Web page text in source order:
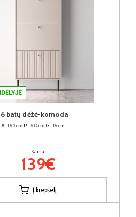
batų dėžė-komoda
A: 162cm P: 60cm G: 15cm
Kaina:
139€
Į krepšelį